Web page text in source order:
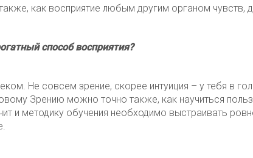
как восприятие любым другим органом чувств,
способ восприятия?
Не совсем зрение, скорее интуиция – у тебя в
Зрению можно точно также, как научиться
и методику обучения необходимо выстраивать